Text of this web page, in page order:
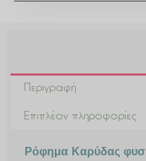
Περιγραφή
Επιπλέον πληροφορίες
Ρόφημα Καρύδας